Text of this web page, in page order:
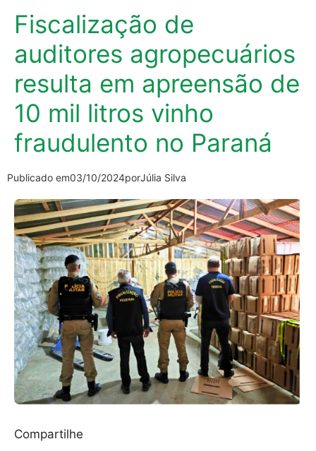
Fiscalização de
auditores agropecuários
resulta em apreensão de
10 mil litros vinho
fraudulento no Paraná
Publicado em03/10/2024porJúlia Silva
Compartilhe